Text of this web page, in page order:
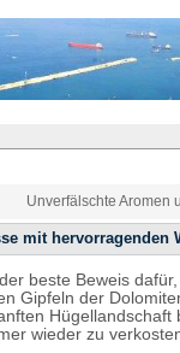
Unverfälschte Aromen
mit hervorragenden
beste Beweis
Gipfeln der
wieder zu